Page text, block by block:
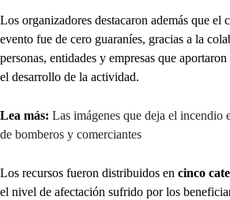
Los organizadores destacaron además que el
evento fue de cero guaraníes, gracias a la
personas, entidades y empresas que
el desarrollo de la actividad.
Lea más: Las imágenes que deja el incendio
de bomberos y comerciantes
Los recursos fueron distribuidos en cinco
el nivel de afectación sufrido por los